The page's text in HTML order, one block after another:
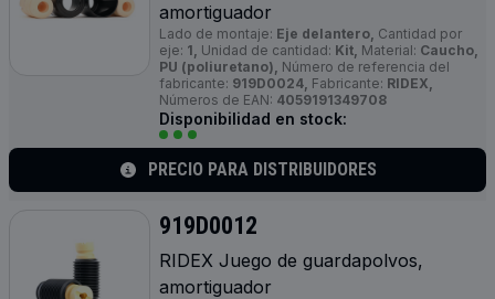
amortiguador
Lado de montaje: Eje delantero, Cantidad por
eje: 1, Unidad de cantidad: Kit, Material: Caucho,
PU (poliuretano), Número de referencia del
fabricante: 919D0024, Fabricante: RIDEX,
Números de EAN: 4059191349708
Disponibilidad en stock:
PRECIO PARA DISTRIBUIDORES
919D0012
RIDEX Juego de guardapolvos,
amortiguador